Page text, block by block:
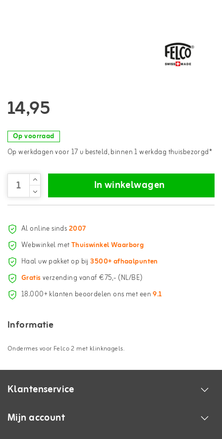
14,95
Op voorraad
Op werkdagen voor 17 u besteld, binnen 1 werkdag thuisbezorgd*
In winkelwagen
Al online sinds2007
Webwinkel metThuiswinkel Waarborg
Haal uw pakket op bij3500+ afhaalpunten
Gratisverzending vanaf €75,- (NL/BE)
18.000+ klanten beoordelen ons met een9.1
Informatie
Ondermes voor Felco 2 met klinknagels.
Klantenservice
Mijn account